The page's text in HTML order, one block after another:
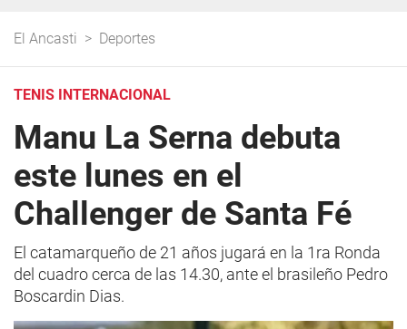
El Ancasti > Deportes
TENIS INTERNACIONAL
Manu La Serna debuta
este lunes en el
Challenger de Santa Fé
El catamarqueño de 21 años jugará en la 1ra Ronda
del cuadro cerca de las 14.30, ante el brasileño Pedro
Boscardin Dias.